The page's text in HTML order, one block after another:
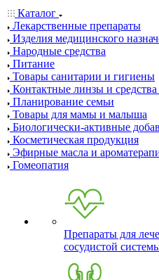
Каталог
Лекарственные препараты
Изделия медицинского
Народные средства
Питание
Товары санитарии и гигиены
Контактные линзы и средства
Планирование семьи
Товары для мамы и малыша
Биологически-активные
Косметическая продукция
Эфирные масла и
Гомеопатия
Препараты для
сосудистой